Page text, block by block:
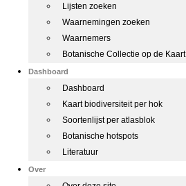
Lijsten zoeken
Waarnemingen zoeken
Waarnemers
Botanische Collectie op de Kaart
Dashboard
Dashboard
Kaart biodiversiteit per hok
Soortenlijst per atlasblok
Botanische hotspots
Literatuur
Over